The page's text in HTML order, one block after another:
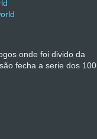
onde foi divido da
fecha a serie dos 100